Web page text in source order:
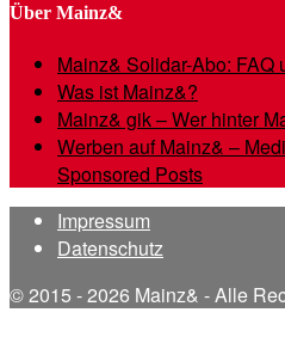
Über Mainz&
Mainz& Solidar-Abo: FAQ
Was ist Mainz&?
Mainz& gik – Wer hinter
Werben auf Mainz& –
Sponsored Posts
Impressum
Datenschutz
© 2015 - 2026 Mainz& - Alle